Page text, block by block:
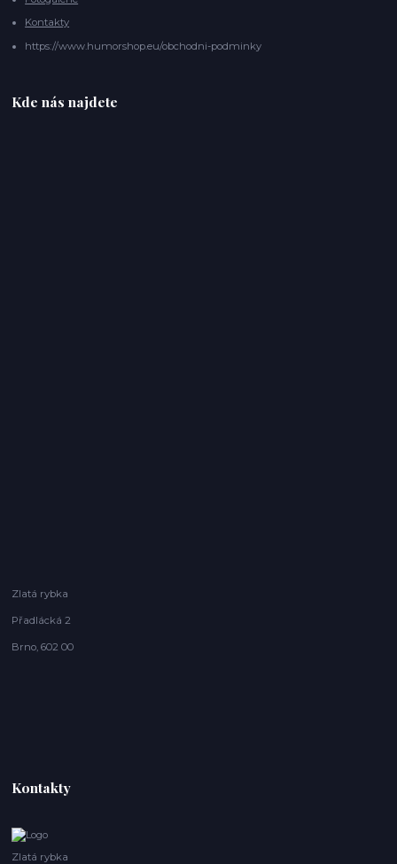
Kontakty
https://www.humorshop.eu/obchodni-podminky
Kde nás najdete
Zlatá rybka
Přadlácká 2
Brno, 602 00
Kontakty
Zlatá rybka